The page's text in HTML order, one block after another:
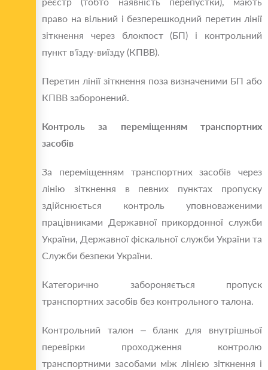
право на вільний і безперешкодний перетин лінії
зіткнення через блокпост (БП) і контрольний
пункт в'їзду-виїзду (КПВВ).
Перетин лінії зіткнення поза визначеними БП або
КПВВ заборонений.
Контроль за переміщенням транспортних
засобів
За переміщенням транспортних засобів через
лінію зіткнення в певних пунктах пропуску
здійснюється контроль уповноваженими
працівниками Державної прикордонної служби
України, Державної фіскальної служби України та
Служби безпеки України.
Категорично забороняється пропуск
транспортних засобів без контрольного талона.
Контрольний талон – бланк для внутрішньої
перевірки проходження контролю
транспортними засобами між лінією зіткнення і